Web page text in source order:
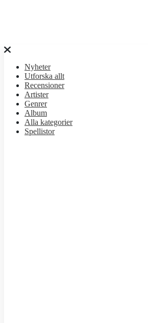
Nyheter
Utforska allt
Recensioner
Artister
Genrer
Album
Alla kategorier
Spellistor